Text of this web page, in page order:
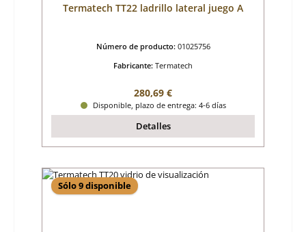
Termatech TT22 ladrillo lateral juego A
Número de producto: 01025756
Fabricante: Termatech
Precio normal:
280,69 €
Disponible, plazo de entrega: 4-6 días
Detalles
Sólo 9 disponible